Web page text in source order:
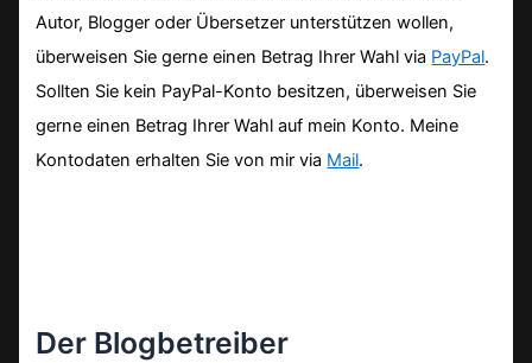
Autor, Blogger oder Übersetzer unterstützen wollen,
überweisen Sie gerne einen Betrag Ihrer Wahl via PayPal.
Sollten Sie kein PayPal-Konto besitzen, überweisen Sie
gerne einen Betrag Ihrer Wahl auf mein Konto. Meine
Kontodaten erhalten Sie von mir via Mail.
Der Blogbetreiber